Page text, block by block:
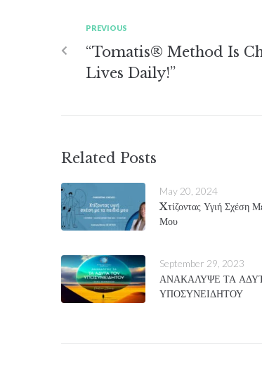
PREVIOUS
“Tomatis® Method Is
Lives Daily!”
Related Posts
May 20, 2024
Xτίζοντας Υγιή Σχέση
Μου
September 29, 2023
ΑΝΑΚΑΛΥΨΕ ΤΑ
ΥΠΟΣΥΝΕΙΔΗΤΟΥ